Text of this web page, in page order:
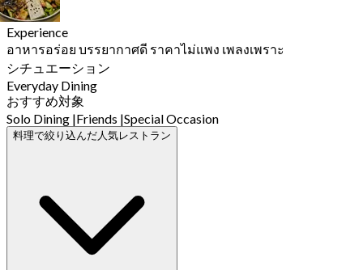
Experience
อาหารอร่อย บรรยากาศดี ราคาไม่แพง เพลงเพราะ
シチュエーション
Everyday Dining
おすすめ対象
Solo Dining |Friends |Special Occasion
料理で絞り込んだ人気レストラン